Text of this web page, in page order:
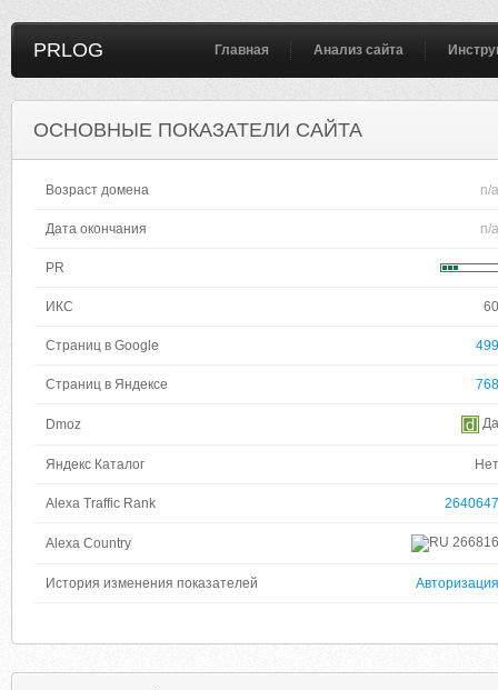
PRLOG Главная Анализ сайта
ОСНОВНЫЕ ПОКАЗАТЕЛИ САЙТА
Возраст домена n/a
Дата окончания n/a
PR
ИКС 60
Страниц в Google 499
Страниц в Яндексе 768
Dmoz Да
Яндекс Каталог Нет
Alexa Traffic Rank 2640647
Alexa Country 266816
История изменения показателей Авторизация